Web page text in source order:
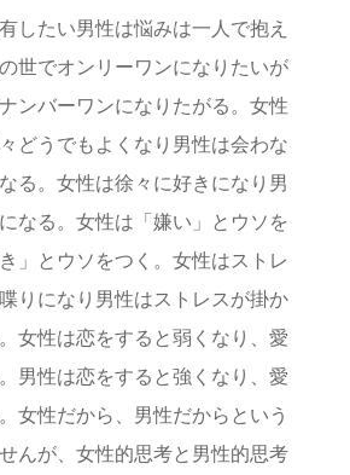
したい男性は悩みは一人で抱え
世でオンリーワンになりたいが
ンバーワンになりたがる。女性
どうでもよくなり男性は会わな
る。女性は徐々に好きになり男
なる。女性は「嫌い」とウソを
」とウソをつく。女性はストレ
りになり男性はストレスが掛か
女性は恋をすると弱くなり、愛
男性は恋をすると強くなり、愛
女性だから、男性だからという
んが、女性的思考と男性的思考